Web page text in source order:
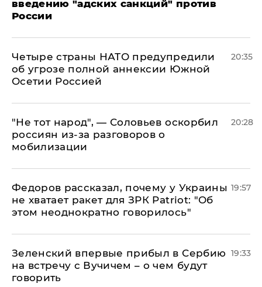
введению "адских санкций" против
России
Четыре страны НАТО предупредили
об угрозе полной аннексии Южной
Осетии Россией
20:35
​"Не тот народ", — Соловьев оскорбил
россиян из-за разговоров о
мобилизации
20:28
Федоров рассказал, почему у Украины
не хватает ракет для ЗРК Patriot: "Об
этом неоднократно говорилось"
19:57
Зеленский впервые прибыл в Сербию
на встречу с Вучичем – о чем будут
говорить
19:33